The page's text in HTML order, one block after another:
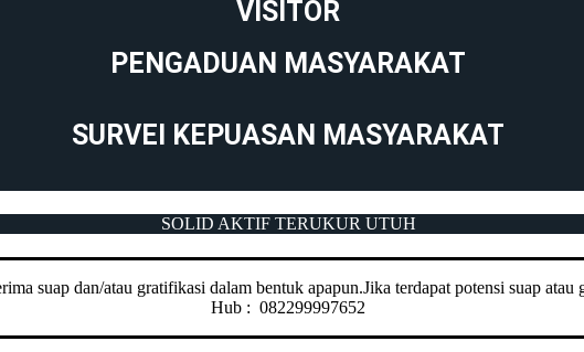
VISITOR
PENGADUAN MASYARAKAT
SURVEI KEPUASAN MASYARAKAT
SOLID AKTIF TERUKUR UTUH
suap dan/atau gratifikasi dalam bentuk apapun.Jika terdapat potensi suap
Hub : 082299997652